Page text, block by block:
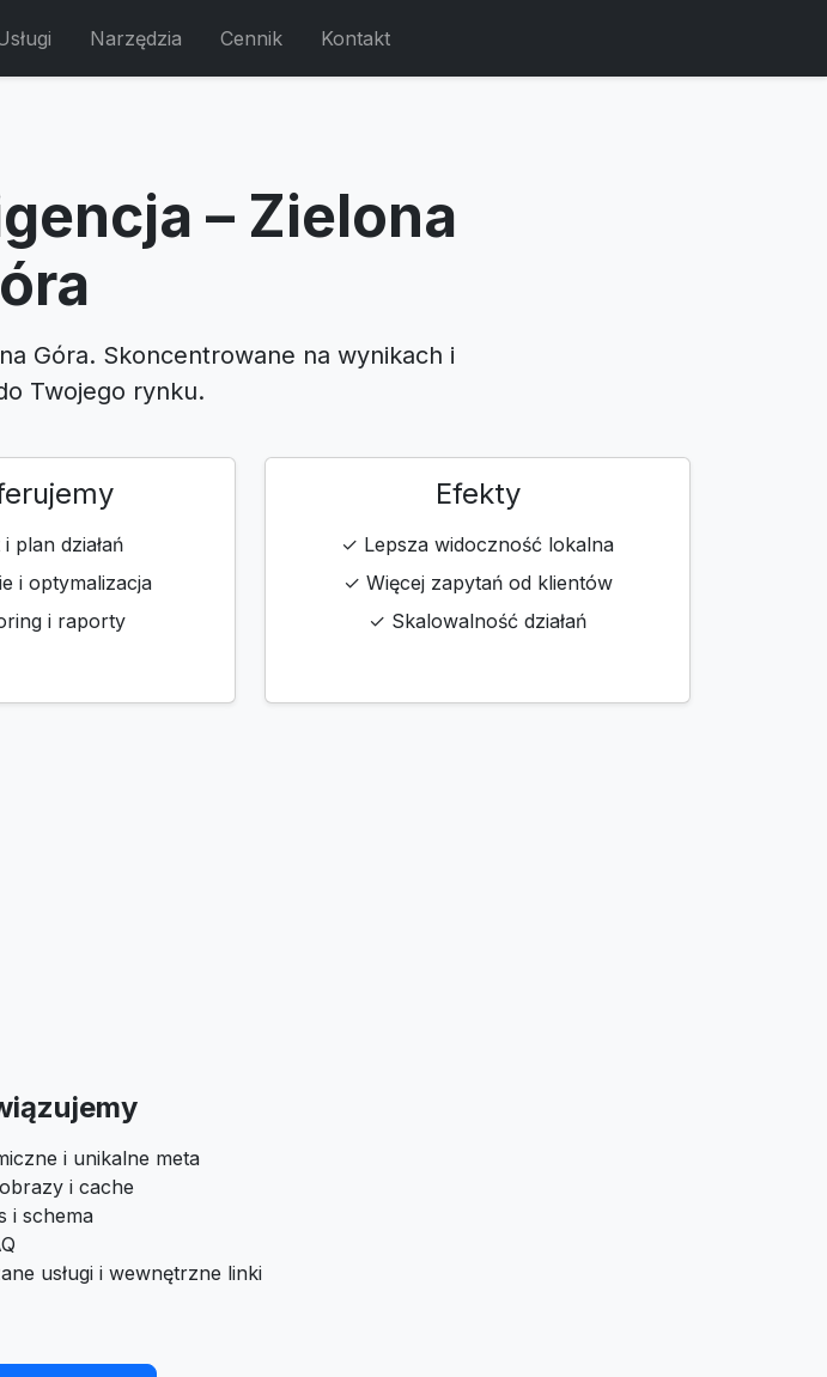
Narzędzia Cennik Kontakt
– Zielona
Góra. Skoncentrowane na wynikach i
Twojego rynku.
plan działań
i optymalizacja
i raporty
Efekty
✓ Lepsza widoczność lokalna
✓ Więcej zapytań od klientów
✓ Skalowalność działań
i unikalne meta
i cache
i schema
usługi i wewnętrzne linki